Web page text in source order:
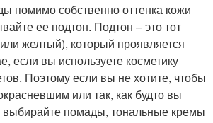
помимо собственно оттенка кожи
ее подтон. Подтон – это тот
желтый), который проявляется
если вы используете косметику
Поэтому если вы не хотите, чтобы
или так, как будто вы
выбирайте помады, тональные кремы